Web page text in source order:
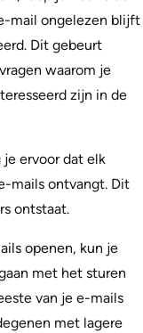
mail ongelezen blijft
Dit gebeurt
waarom je
zijn in de
ervoor dat elk
mails ontvangt. Dit
ontstaat.
openen, kun je
met het sturen
van je e-mails
met lagere